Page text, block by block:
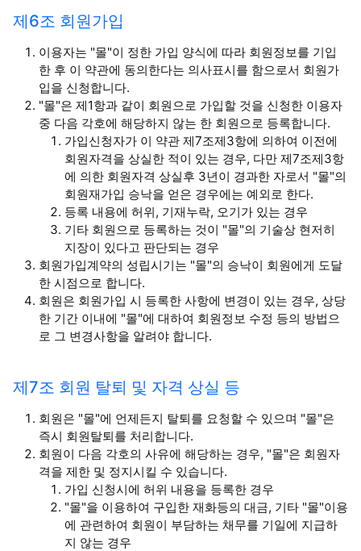
제6조 회원가입
이용자는 "몰"이 정한 가입 양식에 따라 회원정보를 기입
한 후 이 약관에 동의한다는 의사표시를 함으로서 회원가
입을 신청합니다.
"몰"은 제1항과 같이 회원으로 가입할 것을 신청한 이용자
중 다음 각호에 해당하지 않는 한 회원으로 등록합니다.
가입신청자가 이 약관 제7조제3항에 의하여 이전에
회원자격을 상실한 적이 있는 경우, 다만 제7조제3항
에 의한 회원자격 상실후 3년이 경과한 자로서 "몰"의
회원재가입 승낙을 얻은 경우에는 예외로 한다.
등록 내용에 허위, 기재누락, 오기가 있는 경우
기타 회원으로 등록하는 것이 "몰"의 기술상 현저히
지장이 있다고 판단되는 경우
회원가입계약의 성립시기는 "몰"의 승낙이 회원에게 도달
한 시점으로 합니다.
회원은 회원가입 시 등록한 사항에 변경이 있는 경우, 상당
한 기간 이내에 "몰"에 대하여 회원정보 수정 등의 방법으
로 그 변경사항을 알려야 합니다.
제7조 회원 탈퇴 및 자격 상실 등
회원은 "몰"에 언제든지 탈퇴를 요청할 수 있으며 "몰"은
즉시 회원탈퇴를 처리합니다.
회원이 다음 각호의 사유에 해당하는 경우, "몰"은 회원자
격을 제한 및 정지시킬 수 있습니다.
가입 신청시에 허위 내용을 등록한 경우
"몰"을 이용하여 구입한 재화등의 대금, 기타 "몰"이용
에 관련하여 회원이 부담하는 채무를 기일에 지급하
지 않는 경우